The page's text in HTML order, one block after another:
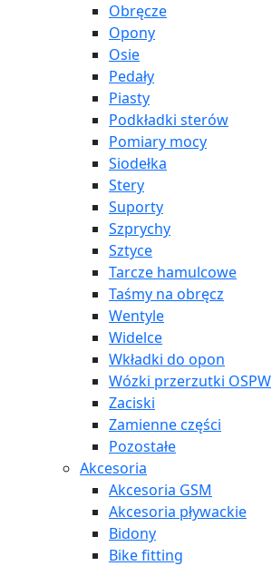
Obręcze
Opony
Osie
Pedały
Piasty
Podkładki sterów
Pomiary mocy
Siodełka
Stery
Suporty
Szprychy
Sztyce
Tarcze hamulcowe
Taśmy na obręcz
Wentyle
Widelce
Wkładki do opon
Wózki przerzutki OSPW
Zaciski
Zamienne części
Pozostałe
Akcesoria
Akcesoria GSM
Akcesoria pływackie
Bidony
Bike fitting